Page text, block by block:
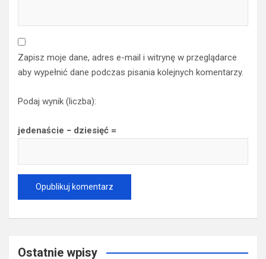
Zapisz moje dane, adres e-mail i witrynę w przeglądarce
aby wypełnić dane podczas pisania kolejnych komentarzy.
Podaj wynik (liczba):
jedenaście − dziesięć =
Ostatnie wpisy